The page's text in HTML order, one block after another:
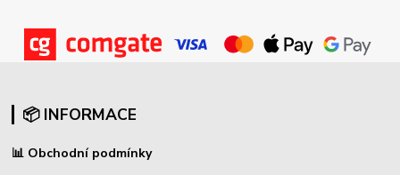
📦 INFORMACE
📊 Obchodní podmínky